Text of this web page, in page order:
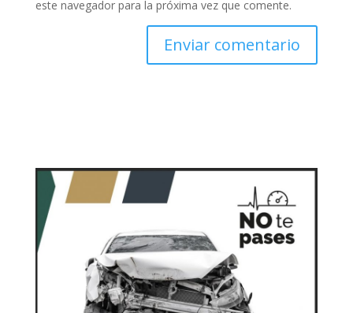
este navegador para la próxima vez que comente.